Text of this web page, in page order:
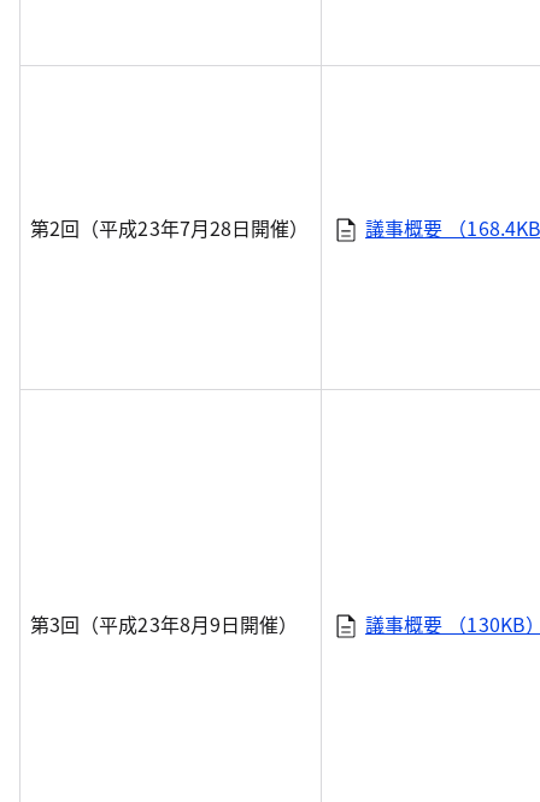
第2回（平成23年7月28日開催） 議事概要 （
第3回（平成23年8月9日開催） 議事概要 （130KB